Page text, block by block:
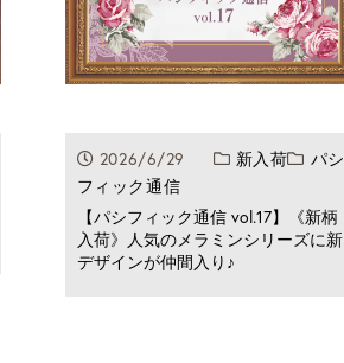
2026/6/29 新入荷
パシ
フィック通信
【パシフィック通信 vol.17】《新柄
入荷》人気のメラミンシリーズに新
デザインが仲間入り♪